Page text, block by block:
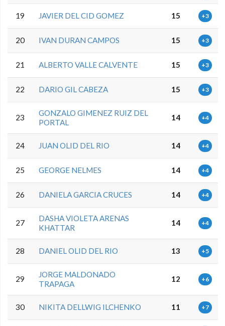
19 JAVIER DEL CID GOMEZ 15 +3
20 IVAN DURAN CAMPOS 15 +3
21 ALBERTO VALLE CALVENTE 15 +3
22 DARIO GIL CABEZA 15 +3
23
GONZALO GIMENEZ RUIZ DEL
PORTAL
14 +4
24 JUAN OLID DEL RIO 14 +4
25 GEORGE NELMES 14 +4
26 DANIELA GARCIA CRUCES 14 +4
27
DASHA VIOLETA ARENAS
KHATTAR
14 +4
28 DANIEL OLID DEL RIO 13 +5
29
JORGE MALDONADO
TRAPAGA
12 +6
30 NIKITA DELLWIG ILCHENKO 11 +7